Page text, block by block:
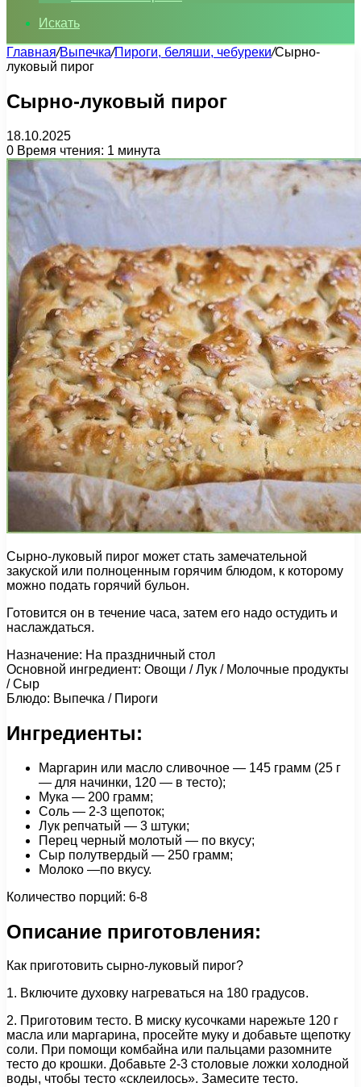
Искать
Главная/Выпечка/Пироги, беляши, чебуреки/Сырно-
луковый пирог
Сырно-луковый пирог
18.10.2025
0 Время чтения: 1 минута
Сырно-луковый пирог может стать замечательной
закуской или полноценным горячим блюдом, к которому
можно подать горячий бульон.
Готовится он в течение часа, затем его надо остудить и
наслаждаться.
Назначение: На праздничный стол
Основной ингредиент: Овощи / Лук / Молочные продукты
/ Сыр
Блюдо: Выпечка / Пироги
Ингредиенты:
Маргарин или масло сливочное — 145 грамм (25 г
— для начинки, 120 — в тесто);
Мука — 200 грамм;
Соль — 2-3 щепоток;
Лук репчатый — 3 штуки;
Перец черный молотый — по вкусу;
Сыр полутвердый — 250 грамм;
Молоко —по вкусу.
Количество порций: 6-8
Описание приготовления:
Как приготовить сырно-луковый пирог?
1. Включите духовку нагреваться на 180 градусов.
2. Приготовим тесто. В миску кусочками нарежьте 120 г
масла или маргарина, просейте муку и добавьте щепотку
соли. При помощи комбайна или пальцами разомните
тесто до крошки. Добавьте 2-3 столовые ложки холодной
воды, чтобы тесто «склеилось». Замесите тесто.